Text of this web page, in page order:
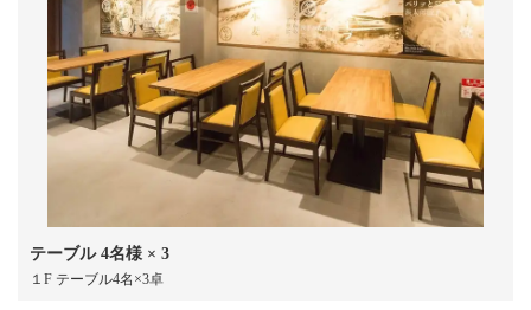
テーブル4名様 × 3
１F テーブル4名×3卓